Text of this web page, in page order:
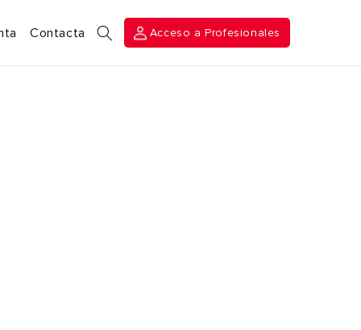
Contacta Acceso a Profesionales
Profesionales